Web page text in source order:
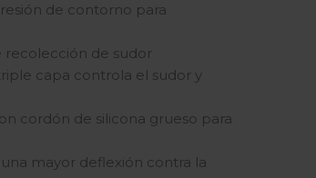
de contorno para
recolección de sudor
capa controla el sudor y
cordón de silicona grueso para
mayor deflexión contra la